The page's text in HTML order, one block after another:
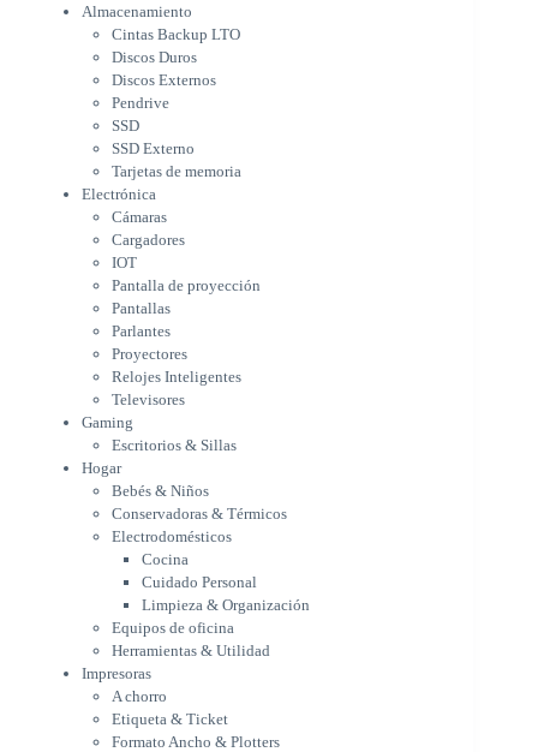
Cámaras
Cargadores
IOT
Pantalla de proyección
Pantallas
Proyectores
Relojes Inteligentes
Televisores
Gaming
Escritorios & Sillas
Hogar
Bebés & Niños
Conservadoras & Térmicos
Electrodomésticos
Cocina
Cuidado Personal
Limpieza & Organización
Equipos de oficina
Herramientas & Utilidad
Impresoras
A chorro
Etiqueta & Ticket
Formato Ancho & Plotters
Matriciales
Multifuncional a Tinta
Tinta Continua
Informática
Accesorios Varios
Almacenamiento
Cintas Backup LTO
Discos Duros
Discos Externos
Pendrive
SSD
SSD Externo
Tarjetas de memoria
Electrónica
Cámaras
Cargadores
IOT
Pantalla de proyección
Pantallas
Parlantes
Proyectores
Relojes Inteligentes
Televisores
Gaming
Escritorios & Sillas
Hogar
Bebés & Niños
Conservadoras & Térmicos
Electrodomésticos
Cocina
Cuidado Personal
Limpieza & Organización
Equipos de oficina
Herramientas & Utilidad
Impresoras
A chorro
Etiqueta & Ticket
Formato Ancho & Plotters